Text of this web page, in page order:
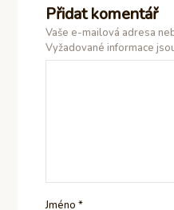
Přidat komentář
Vaše e-mailová adresa
Vyžadované informace
Jméno*